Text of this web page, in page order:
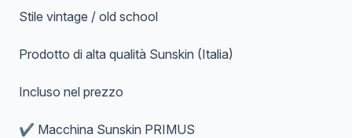
Stile vintage / old school
Prodotto di alta qualità Sunskin (Italia)
Incluso nel prezzo
✔️ Macchina Sunskin PRIMUS